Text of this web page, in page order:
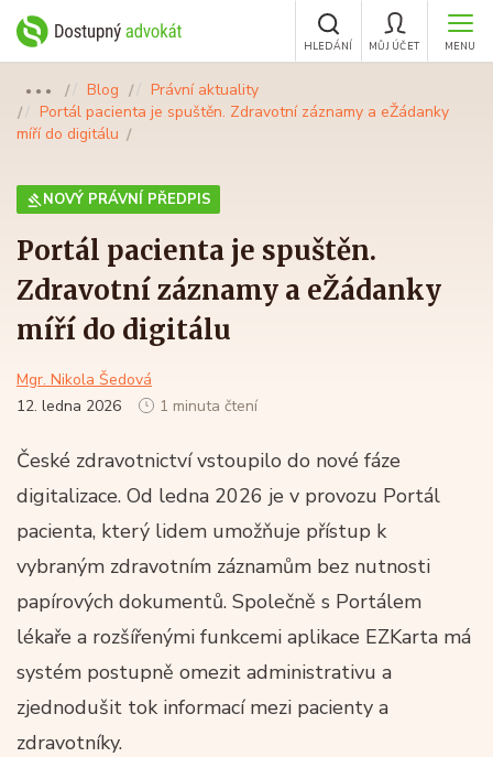
MENU
MŮJ ÚČET
HLEDÁNÍ
●●● Blog
Právní aktuality
Portál pacienta je spuštěn. Zdravotní záznamy a eŽádanky
míří do digitálu
NOVÝ PRÁVNÍ PŘEDPIS
Portál pacienta je spuštěn.
Zdravotní záznamy a eŽádanky
míří do digitálu
Mgr. Nikola Šedová
12. ledna 2026
1 minuta čtení
České zdravotnictví vstoupilo do nové fáze
digitalizace. Od ledna 2026 je v provozu Portál
pacienta, který lidem umožňuje přístup k
vybraným zdravotním záznamům bez nutnosti
papírových dokumentů. Společně s Portálem
lékaře a rozšířenými funkcemi aplikace EZKarta má
systém postupně omezit administrativu a
zjednodušit tok informací mezi pacienty a
zdravotníky.